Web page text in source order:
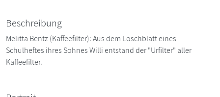
Beschreibung
Melitta Bentz (Kaffeefilter): Aus dem Löschblatt eines
Schulheftes ihres Sohnes Willi entstand der "Urfilter" aller
Kaffeefilter.